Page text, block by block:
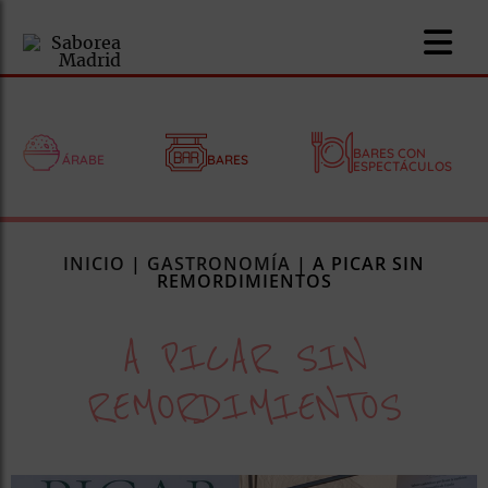
ÁRABE BARES
BARES CON
ESPECTÁCULOS
INICIO | GASTRONOMÍA | A PICAR SIN
REMORDIMIENTOS
A PICAR SIN
REMORDIMIENTOS